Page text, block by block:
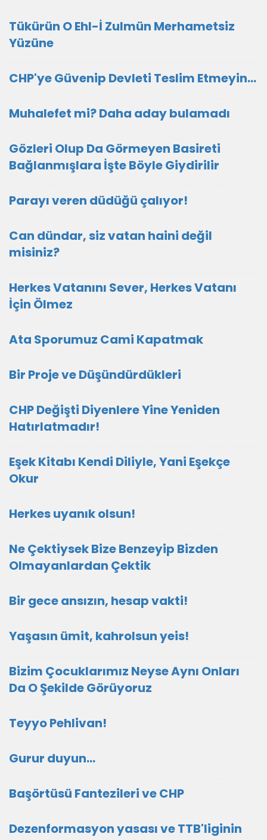
Tükürün O Ehl-İ Zulmün Merhametsiz
Yüzüne
CHP'ye Güvenip Devleti Teslim Etmeyin…
Muhalefet mi? Daha aday bulamadı
Gözleri Olup Da Görmeyen Basireti
Bağlanmışlara İşte Böyle Giydirilir
Parayı veren düdüğü çalıyor!
Can dündar, siz vatan haini değil
misiniz?
Herkes Vatanını Sever, Herkes Vatanı
İçin Ölmez
Ata Sporumuz Cami Kapatmak
Bir Proje ve Düşündürdükleri
CHP Değişti Diyenlere Yine Yeniden
Hatırlatmadır!
Eşek Kitabı Kendi Diliyle, Yani Eşekçe
Okur
Herkes uyanık olsun!
Ne Çektiysek Bize Benzeyip Bizden
Olmayanlardan Çektik
Bir gece ansızın, hesap vakti!
Yaşasın ümit, kahrolsun yeis!
Bizim Çocuklarımız Neyse Aynı Onları
Da O Şekilde Görüyoruz
Teyyo Pehlivan!
Gurur duyun...
Başörtüsü Fantezileri ve CHP
Dezenformasyon yasası ve TTB'liginin